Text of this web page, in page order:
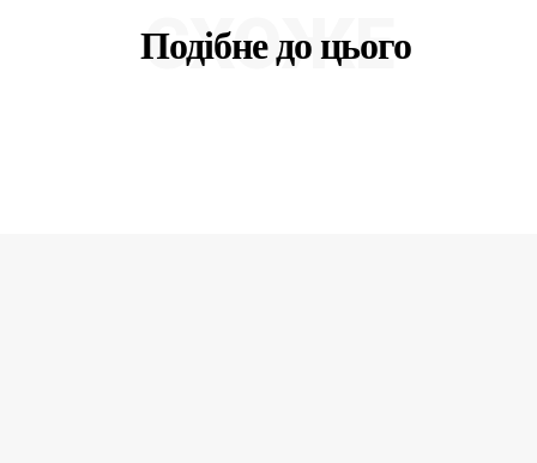
Подібне до цього
СХОЖЕ